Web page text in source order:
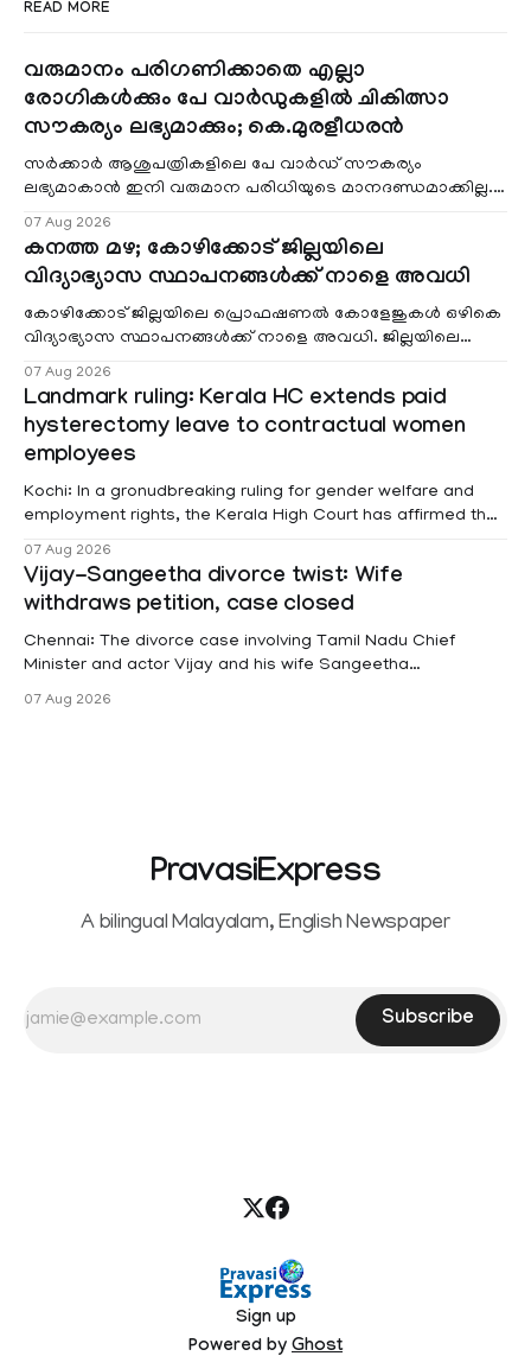
READ MORE
വരുമാനം പരിഗണിക്കാതെ എല്ലാ
രോഗികൾക്കും പേ വാർഡുകളിൽ ചികിത്സാ
സൗകര്യം ലഭ്യമാക്കും; കെ.മുരളീധരൻ
സർക്കാർ ആശുപത്രികളിലെ പേ വാർഡ് സൗകര്യം
ലഭ്യമാകാൻ ഇനി വരുമാന പരിധിയുടെ മാനദണ്ഡമാക്കില്ല.
വരുമാനം പരിഗണിക്കാതെ എല്ലാ രോഗികൾക്കും പേ വാർഡു
07 Aug 2026
കനത്ത മഴ; കോഴിക്കോട് ജില്ലയിലെ
വിദ്യാഭ്യാസ സ്ഥാപനങ്ങൾക്ക് നാളെ അവധി
കോഴിക്കോട് ജില്ലയിലെ പ്രൊഫഷണൽ കോളേജുകൾ ഒഴികെ
വിദ്യാഭ്യാസ സ്ഥാപനങ്ങൾക്ക് നാളെ അവധി. ജില്ലയിലെ
മലയോര- തീരദേശ മേഖലകളിലും മറ്റും ശക്തമായ മഴയു
07 Aug 2026
Landmark ruling: Kerala HC extends paid
hysterectomy leave to contractual women
employees
Kochi: In a gronudbreaking ruling for gender welfare and
employment rights, the Kerala High Court has affirmed that
female contractual staff employed in government-funded
projects are eligible for paid medical leave following
hysterectomy surgery under the Kerala Service Rules
(KSR). The court noted that since essential benefits like
maternity
07 Aug 2026
Vijay-Sangeetha divorce twist: Wife
withdraws petition, case closed
Chennai: The divorce case involving Tamil Nadu Chief
Minister and actor Vijay and his wife Sangeetha
Sowrnalingam has taken a new turn after Sangeetha
Sowrnalingam has taken a new turn after Sangeetha
07 Aug 2026
PravasiExpress
A bilingual Malayalam, English Newspaper
Subscribe
Sign up
Powered by Ghost